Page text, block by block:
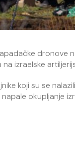
dronove
izraelske
koji su se
okupljanje